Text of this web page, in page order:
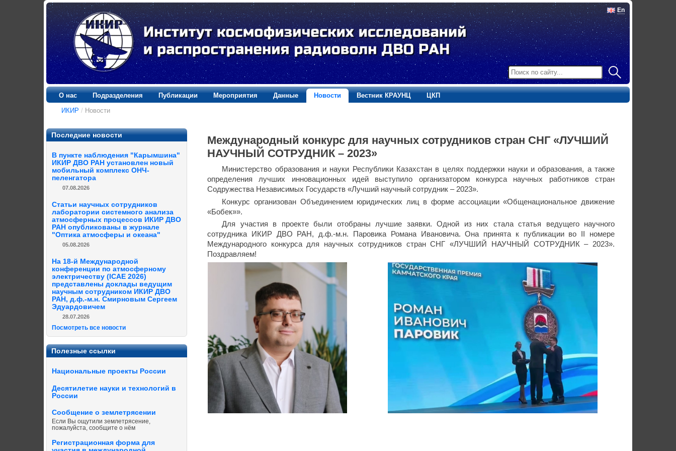
En
О нас Подразделения Публикации Мероприятия Данные Новости Вестник КРАУНЦ
ЦКП
ИКИР / Новости
Последние новости
В пункте наблюдения "Карымшина"
ИКИР ДВО РАН установлен новый
мобильный комплекс ОНЧ-
пеленгатора
07.08.2026
Статьи научных сотрудников
лаборатории системного анализа
атмосферных процессов ИКИР ДВО
РАН опубликованы в журнале
"Оптика атмосферы и океана"
05.08.2026
На 18-й Международной
конференции по атмосферному
электричеству (ICAE 2026)
представлены доклады ведущим
научным сотрудником ИКИР ДВО
РАН, д.ф.-м.н. Смирновым Сергеем
Эдуардовичем
28.07.2026
Посмотреть все новости
Полезные ссылки
Национальные проекты России
Десятилетие науки и технологий в
России
Сообщение о землетрясении
Если Вы ощутили землетрясение,
пожалуйста, сообщите о нём
Регистрационная форма для
Международный конкурс для научных сотрудников стран СНГ «ЛУЧШИЙ
НАУЧНЫЙ СОТРУДНИК – 2023»
Министерство образования и науки Республики Казахстан в целях поддержки науки и образования, а также
определения лучших инновационных идей выступило организатором конкурса научных работников стран
Содружества Независимых Государств «Лучший научный сотрудник – 2023».
Конкурс организован Объединением юридических лиц в форме ассоциации «Общенациональное движение
«Бобек»».
Для участия в проекте были отобраны лучшие заявки. Одной из них стала статья ведущего научного
сотрудника ИКИР ДВО РАН, д.ф.-м.н. Паровика Романа Ивановича. Она принята к публикации во ІІ номере
Международного конкурса для научных сотрудников стран СНГ «ЛУЧШИЙ НАУЧНЫЙ СОТРУДНИК – 2023».
Поздравляем!